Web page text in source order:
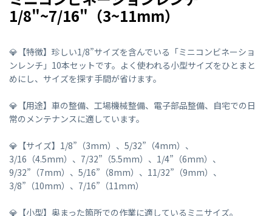
1/8"~7/16"（3~11mm）
💎【特徴】珍しい1/8”サイズを含んでいる「ミニコンビネーショ
ンレンチ」10本セットです。よく使われる小型サイズをひとまと
めにし、サイズを探す手間が省けます。
💎【用途】車の整備、工場機械整備、電子部品整備、自宅での日
常のメンテナンスに適しています。
💎【サイズ】1/8”（3mm）、5/32”（4mm）、
3/16（4.5mm）、7/32”（5.5mm）、1/4”（6mm）、
9/32”（7mm）、5/16”（8mm）、11/32”（9mm）、
3/8”（10mm）、7/16”（11mm）
💎【小型】奥まった箇所での作業に適しているミニサイズ。